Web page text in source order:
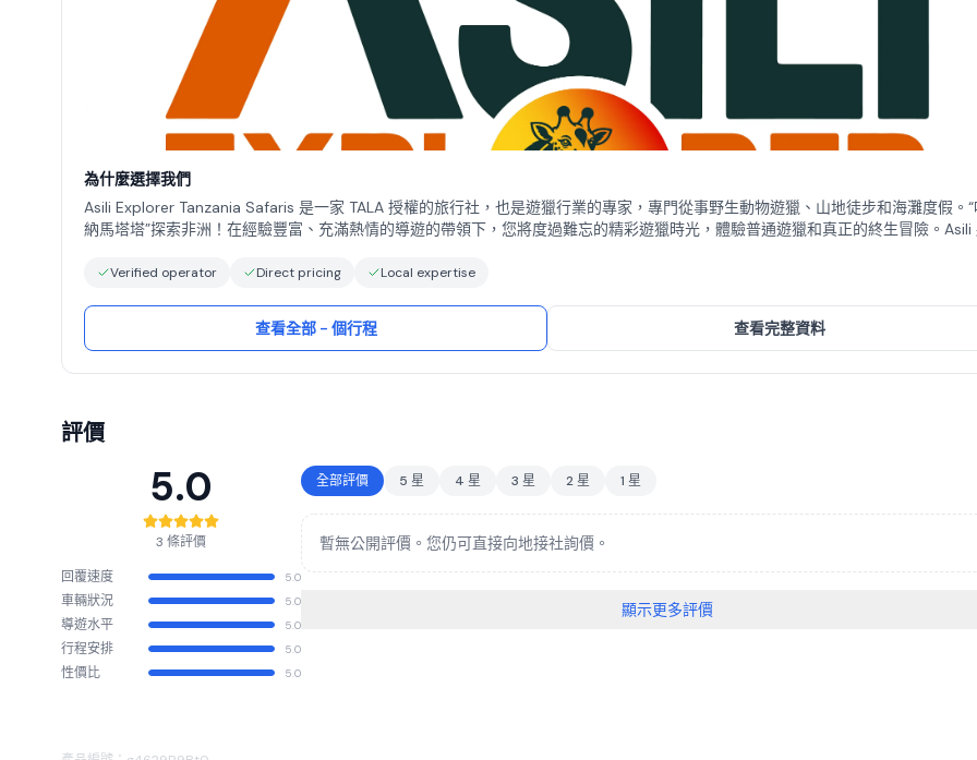
為什麼選擇我們
Asili Explorer Tanzania Safaris 是一家 TALA 授權的旅行社，也是遊獵行業的專家，專門從事野生動物遊獵、山地徒步和海灘度假。
納馬塔塔”探索非洲！在經驗豐富、充滿熱情的導遊的帶領下，您將度過難忘的精彩遊獵時光，體驗普通遊獵和真正的終生冒險。Asili
Verified operator Direct pricing Local expertise
查看全部 - 個行程 查看完整資料
評價
5.0
3 條評價
回覆速度
5.0
車輛狀況 5.0
導遊水平 5.0
行程安排 5.0
性價比 5.0
全部評價 5 星 4 星 3 星 2 星 1 星
暫無公開評價。您仍可直接向地接社詢價。
顯示更多評價